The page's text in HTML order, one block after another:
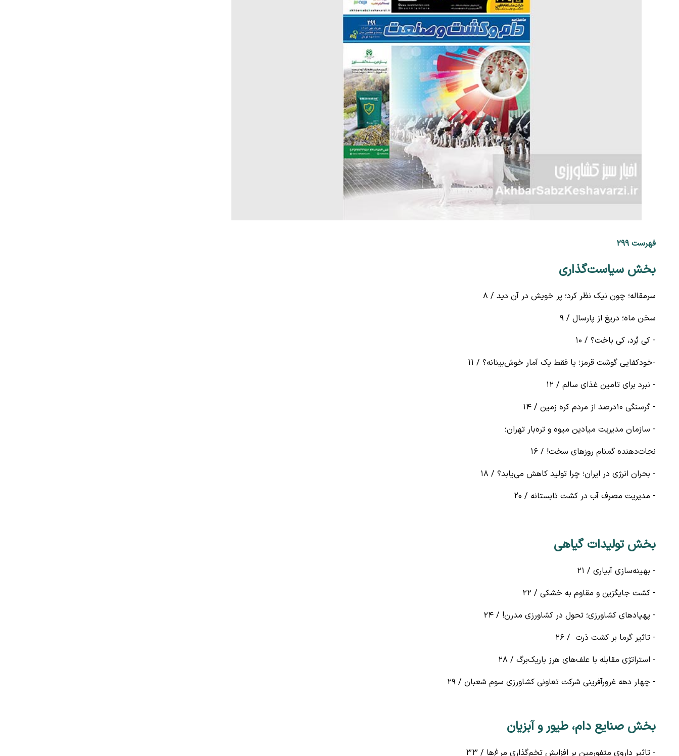
فهرست ۲۹۹
بخش سیاست‌گذاری
سرمقاله؛ چون نیک نظر کرد؛ پر خویش در آن دید / ۸
سخن ماه؛ دریغ از پارسال / ۹
- کی بُرد، کی باخت؟ / ۱۰
-خودکفایی گوشت قرمز؛ یا فقط یک آمار خوش‌بینانه؟ / 11
- نبرد برای تامین غذای سالم / ۱۲
- گرسنگی ۱۰درصد از مردم کره زمین / ۱۴
- سازمان مدیریت میادین میوه و تره‌بار تهران؛
نجات‌دهنده گمنام روزهای سخت! / ۱۶
- بحران انرژی در ایران؛ چرا تولید کاهش می‌یابد؟ / ۱۸
- مدیریت مصرف آب در کشت تابستانه / 20
بخش تولیدات گیاهی
- بهینه‌سازی آبیاری / ۲۱
- کشت جایگزین و مقاوم به خشکی / ۲۲
- پهپادهای کشاورزی؛ تحول در کشاورزی مدرن! / ۲۴
- تاثیر گرما بر کشت ذرت / ۲۶
- استراتژی مقابله با علف‌های هرز باریک‌برگ / ۲۸
- چهار دهه غرورآفرینی شرکت تعاونی کشاورزی سوم شعبان / ۲۹
بخش صنایع دام، طیور و آبزیان
- تاثیر داروی متفورمین بر افزایش تخم‌گذاری مرغ‌ها / ۳۳